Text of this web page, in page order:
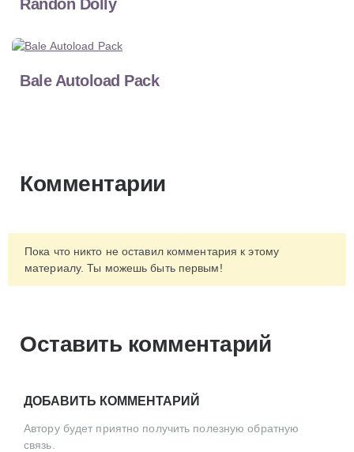
Randon Dolly
Bale Autoload Pack
Комментарии
Пока что никто не оставил комментария к этому
материалу. Ты можешь быть первым!
Оставить комментарий
ДОБАВИТЬ КОММЕНТАРИЙ
Автору будет приятно получить полезную обратную
связь.